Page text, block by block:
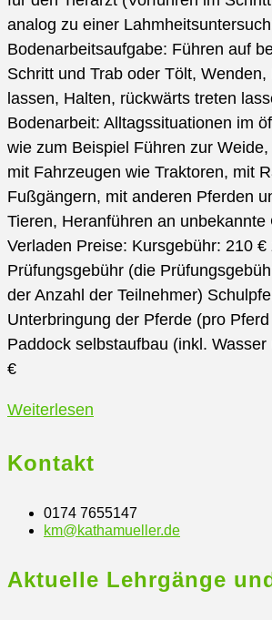
analog zu einer
Bodenarbeitsaufgabe: Führen auf
Schritt und Trab oder Tölt,
lassen, Halten, rückwärts treten
Bodenarbeit: Alltagssituationen im
wie zum Beispiel Führen zur
mit Fahrzeugen wie Traktoren, mit
Fußgängern, mit anderen Pferden
Tieren, Heranführen an unbekannte
Verladen Preise: Kursgebühr: 210 €
Prüfungsgebühr (die
der Anzahl der Teilnehmer)
Unterbringung der Pferde (pro
Paddock selbstaufbau (inkl.
€
Weiterlesen
24.11.
30.11.
–
IPZV
Kontakt
0174 7655147
km@kathamueller.deOpens
application
Aktuelle Lehrgänge